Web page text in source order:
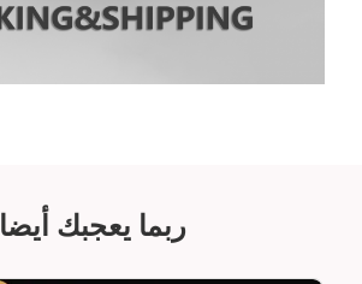
ربما يعجبك أيضا